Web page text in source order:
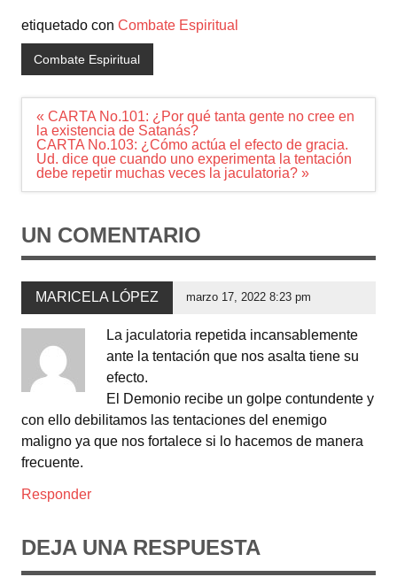
etiquetado con Combate Espiritual
Combate Espiritual
Navegación
de
entradas
« CARTA No.101: ¿Por qué tanta gente no cree en
la existencia de Satanás?
CARTA No.103: ¿Cómo actúa el efecto de gracia.
Ud. dice que cuando uno experimenta la tentación
debe repetir muchas veces la jaculatoria? »
UN COMENTARIO
MARICELA LÓPEZ marzo 17, 2022 8:23 pm
La jaculatoria repetida incansablemente
ante la tentación que nos asalta tiene su
efecto.
El Demonio recibe un golpe contundente y
con ello debilitamos las tentaciones del enemigo
maligno ya que nos fortalece si lo hacemos de manera
frecuente.
Responder
DEJA UNA RESPUESTA